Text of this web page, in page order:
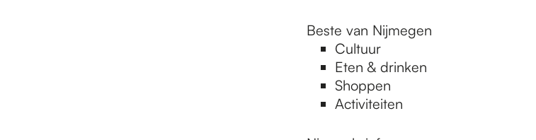
Beste van Nijmegen
Cultuur
Eten & drinken
Shoppen
Activiteiten